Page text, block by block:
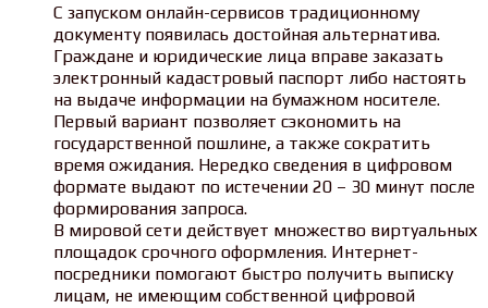
С запуском онлайн-сервисов традиционному
документу появилась достойная альтернатива.
Граждане и юридические лица вправе заказать
электронный кадастровый паспорт либо настоять
на выдаче информации на бумажном носителе.
Первый вариант позволяет сэкономить на
государственной пошлине, а также сократить
время ожидания. Нередко сведения в цифровом
формате выдают по истечении 20 – 30 минут после
формирования запроса.
В мировой сети действует множество виртуальных
площадок срочного оформления. Интернет-
посредники помогают быстро получить выписку
лицам, не имеющим собственной цифровой